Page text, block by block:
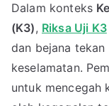
Dalam konteks
(K3), Riksa Uji K3
dan bejana tekan
keselamatan.
untuk mencegah